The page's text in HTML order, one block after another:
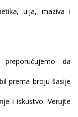
ulja, maziva i
da
prema broju šasije
i iskustvo. Verujte